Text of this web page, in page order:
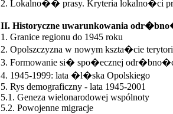
2. Lokalno�� prasy. Kryteria lokalno�ci
II. Historyczne uwarunkowania
1. Granice regionu do 1945 roku
2. Opolszczyzna w nowym kszta�cie
3. Formowanie si� spo�ecznej
4. 1945-1999: lata �l�ska Opolskiego
5. Rys demograficzny - lata 1945-2001
5.1. Geneza wielonarodowej wspólnoty
5.2. Powojenne migracje